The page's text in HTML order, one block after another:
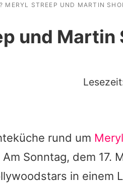
Serien
Liebe
MERYL STREEP UND MARTIN
und Martin
rund um
Sonntag, dem 17.
in einem